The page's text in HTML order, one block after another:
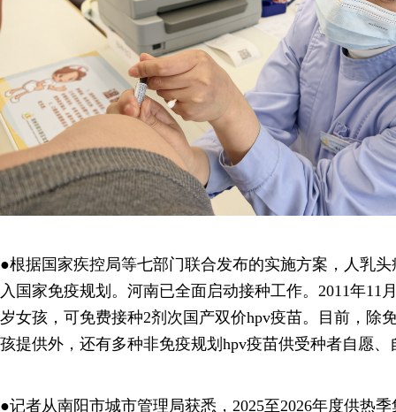
●根据国家疾控局等七部门联合发布的实施方案，人乳
入国家免疫规划。河南已全面启动接种工作。2011年11
岁女孩，可免费接种2剂次国产双价hpv疫苗。目前，除
孩提供外，还有多种非免疫规划hpv疫苗供受种者自愿
●记者从南阳市城市管理局获悉，2025至2026年度供热